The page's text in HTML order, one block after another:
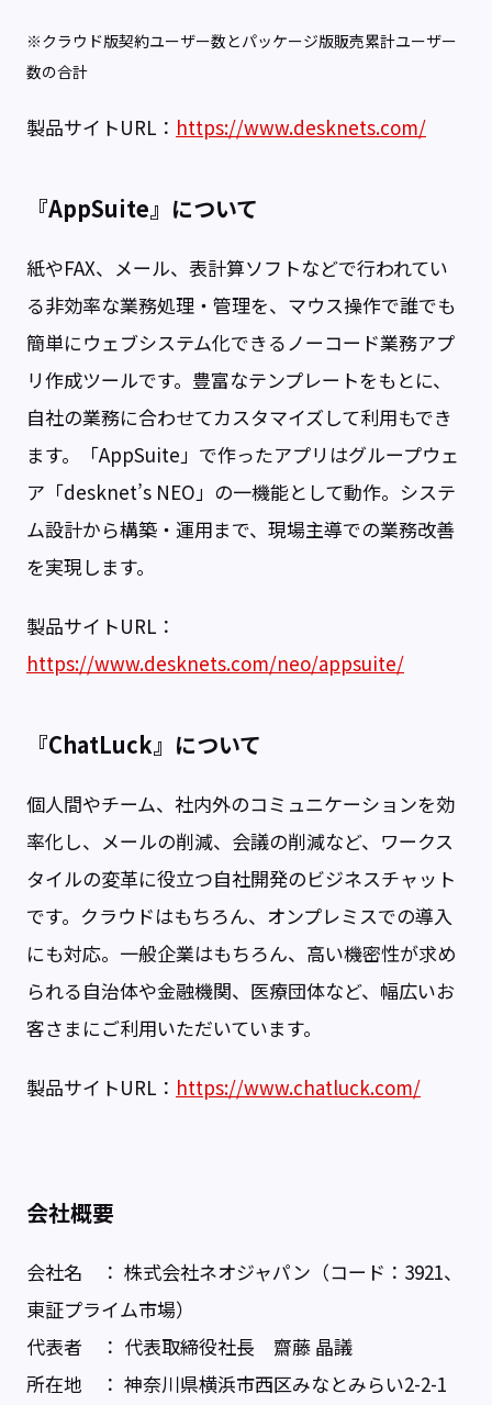
※クラウド版契約ユーザー数とパッケージ版販売累計ユーザー
数の合計
製品サイトURL： https://www.desknets.com/
『AppSuite』について
紙やFAX、メール、表計算ソフトなどで行われてい
る非効率な業務処理・管理を、マウス操作で誰でも
簡単にウェブシステム化できるノーコード業務アプ
リ作成ツールです。豊富なテンプレートをもとに、
自社の業務に合わせてカスタマイズして利用もでき
ます。「AppSuite」で作ったアプリはグループウェ
ア「desknet’s NEO」の一機能として動作。システ
ム設計から構築・運用まで、現場主導での業務改善
を実現します。
製品サイトURL：
https://www.desknets.com/neo/appsuite/
『ChatLuck』について
個人間やチーム、社内外のコミュニケーションを効
率化し、メールの削減、会議の削減など、ワークス
タイルの変革に役立つ自社開発のビジネスチャット
です。クラウドはもちろん、オンプレミスでの導入
にも対応。一般企業はもちろん、高い機密性が求め
られる自治体や金融機関、医療団体など、幅広いお
客さまにご利用いただいています。
製品サイトURL： https://www.chatluck.com/
会社概要
会社名 ： 株式会社ネオジャパン（コード：3921、
東証プライム市場）
代表者 ： 代表取締役社長 齋藤 晶議
所在地 ： 神奈川県横浜市西区みなとみらい2-2-1